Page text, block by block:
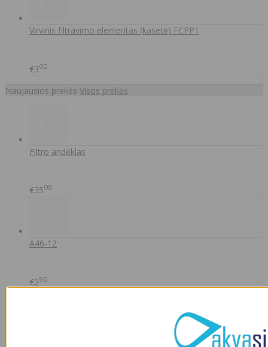
Virvinis filtravimo elementas (kasetė) FCPP1
€300
Naujausios prekės Visos prekės
Filtro andėklas
€3500
A46-12
€290
IŠMANAUS VANDENS NUOTĖKIO DETEKTORIAUS PRIEDAS